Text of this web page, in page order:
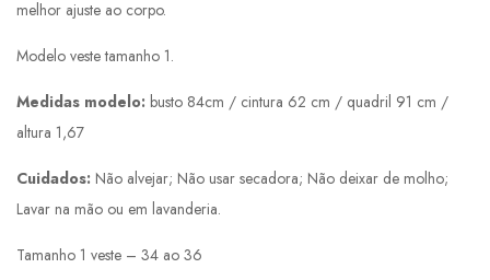
melhor ajuste ao corpo.
Modelo veste tamanho 1.
Medidas modelo: busto 84cm / cintura 62 cm / quadril 91 cm /
altura 1,67
Cuidados: Não alvejar; Não usar secadora; Não deixar de molho;
Lavar na mão ou em lavanderia.
Tamanho 1 veste – 34 ao 36